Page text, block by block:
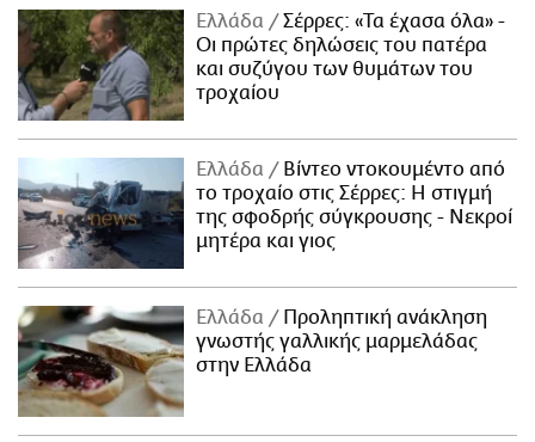
Ελλάδα
Σέρρες: «Τα έχασα όλα» -
Οι πρώτες δηλώσεις του πατέρα
και συζύγου των θυμάτων του
τροχαίου
Ελλάδα
Βίντεο ντοκουμέντο από
το τροχαίο στις Σέρρες: Η στιγμή
της σφοδρής σύγκρουσης - Νεκροί
μητέρα και γιος
Ελλάδα
Προληπτική ανάκληση
γνωστής γαλλικής μαρμελάδας
στην Ελλάδα